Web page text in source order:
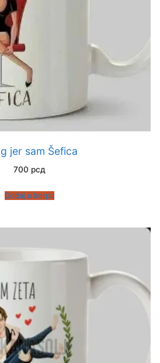
jer sam Šefica
700 рсд
Dodaj u korpu